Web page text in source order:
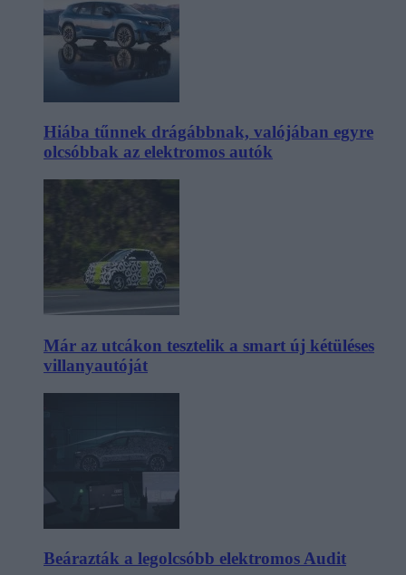
Hiába tűnnek drágábbnak, valójában egyre
olcsóbbak az elektromos autók
Már az utcákon tesztelik a smart új kétüléses
villanyautóját
Beárazták a legolcsóbb elektromos Audit